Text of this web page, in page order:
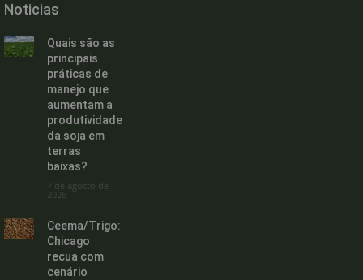
Noticias
Quais são as
principais
práticas de
manejo que
aumentam a
produtividade
da soja em
terras
baixas?
7 de agosto de
2026
Ceema/Trigo:
Chicago
recua com
cenário